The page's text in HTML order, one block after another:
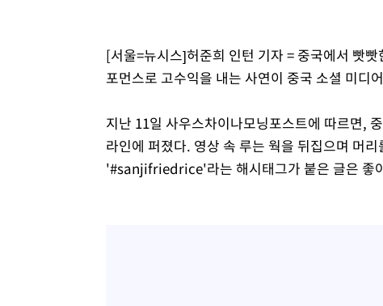
[속보]원·달러 환율, 0.7원 내린 1423.8원 마감
"여기 떨어졌다"…다누리, 스페이스X 로켓 달 충돌 흔적 포착
내일까지 39도 '펄펄'…기상청 "태풍 지나며 폭염 잠시 꺾인다"
[서울=뉴시스]허준희 인턴 기자 = 중국에서 빳
포먼스로 고수익을 내는 사연이 중국 소셜 미디
지난 11일 사우스차이나모닝포스트에 따르면,
라인에 퍼졌다. 영상 속 루는 웍을 뒤집으며 머
'#sanjifriedrice'라는 해시태그가 붙은 글은 좋